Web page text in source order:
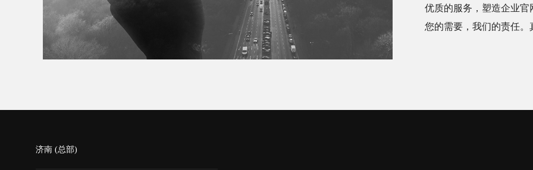
优质的服务，塑造企业
您的需要，我们的责任
济南 (总部)